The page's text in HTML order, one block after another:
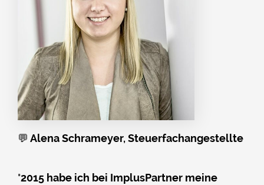
💬 Alena Schrameyer, Steuerfachangestellte
"2015 habe ich bei ImplusPartner meine